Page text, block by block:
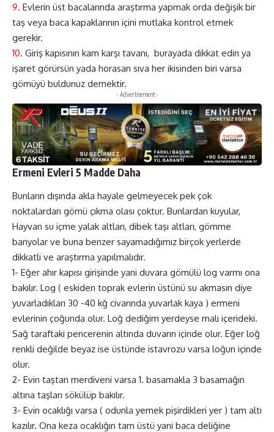
9. Evlerin üst bacalarında araştırma yapmak orda değişik bir
taş veya baca kapaklarının içini mutlaka kontrol etmek
gerekir.
10. Giriş kapısının kam karşı tavanı, burayada dikkat edin ya
işaret görürsün yada horasan sıva her ikisinden biri varsa
gömüyü buldunuz demektir.
- Advertisement -
Ermeni Evleri 5 Madde Daha
Bunların dışında akla hayale gelmeyecek pek çok
noktalardan gömü çıkma olası çoktur. Bunlardan kuyular,
Hayvan su içme yalak altları, dibek taşı altları, gömme
banyolar ve buna benzer sayamadığımız birçok yerlerde
dikkatli ve araştırma yapılmalıdır.
1- Eğer ahır kapısı girişinde yani duvara gömülü log varmı ona
bakılır. Log ( eskiden toprak evlerin üstünü su akmasın diye
yuvarladıkları 30 -40 kğ civarında yuvarlak kaya ) ermeni
evlerinin çoğunda olur. Loğ dediğim yerdeyse malı içerideki.
Sağ taraftaki pencerenin altında duvarın içinde olur. Eğer loğ
renkli değilde beyaz ise üstünde istavrozu varsa loğun içinde
olur.
2- Evin taştan merdiveni varsa 1. basamakla 3 basamağın
altına taşları sökülüp bakılır.
3- Evin ocaklığı varsa ( odunla yemek pişirdikleri yer ) tam altı
kazılır. Ona keza ocaklığın tam üstü yani baca deliğine